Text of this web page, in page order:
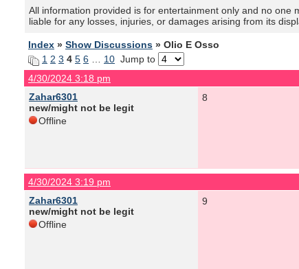
All information provided is for entertainment only and no one
liable for any losses, injuries, or damages arising from its
Index » Show Discussions » Olio E Osso
1 2 3 4 5 6 10 Jump to
4/30/2024 3:18 pm
Zahar6301
new/might not be legit
Offline
8
4/30/2024 3:19 pm
Zahar6301
new/might not be legit
Offline
9